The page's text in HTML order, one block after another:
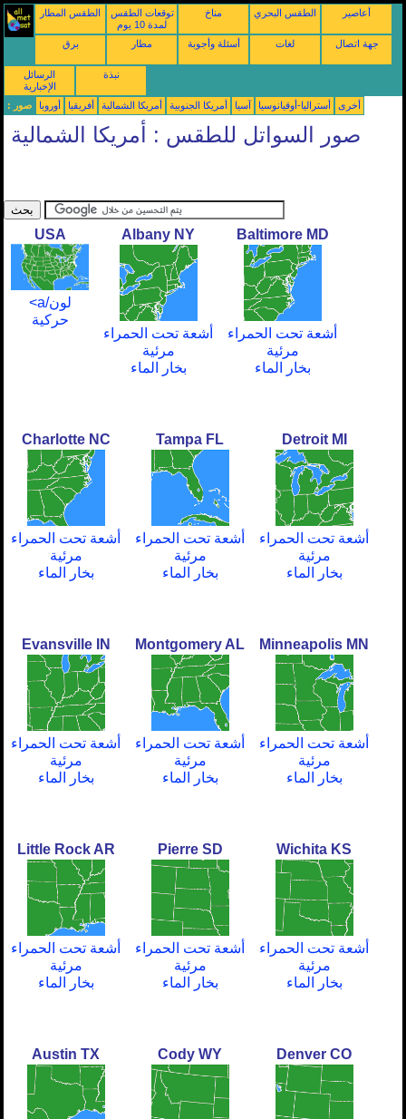
الطقس المطار
توقعات الطقس
لمدة 10 يوم
مناخ الطقس البحري أعاصير
برق مطار أسئلة وأجوبة لغات جهة اتصال
الرسائل
الإخبارية
نبذة
صور : أوروبا أفريقيا أمريكا الشمالية أمريكا الجنوبية آسيا أستراليا-أوقيانوسيا أخرى
صور السواتل للطقس : أمريكا الشمالية
USA
لون/a>
حركية
Albany NY
أشعة تحت الحمراء
مرئية
بخار الماء
Baltimore MD
أشعة تحت الحمراء
مرئية
بخار الماء
Charlotte NC
أشعة تحت الحمراء
مرئية
بخار الماء
Tampa FL
أشعة تحت الحمراء
مرئية
بخار الماء
Detroit MI
أشعة تحت الحمراء
مرئية
بخار الماء
Evansville IN
أشعة تحت الحمراء
مرئية
بخار الماء
Montgomery AL
أشعة تحت الحمراء
مرئية
بخار الماء
Minneapolis MN
أشعة تحت الحمراء
مرئية
بخار الماء
Little Rock AR
أشعة تحت الحمراء
مرئية
بخار الماء
Pierre SD
أشعة تحت الحمراء
مرئية
بخار الماء
Wichita KS
أشعة تحت الحمراء
مرئية
بخار الماء
Austin TX Cody WY Denver CO